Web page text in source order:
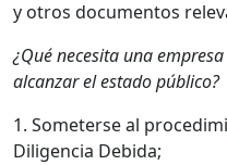
y otros documentos
¿Qué necesita una
alcanzar el estado público?
1. Someterse al
Diligencia Debida;